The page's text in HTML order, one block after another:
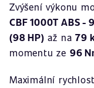
Zvýšení výkonu
CBF 1000T ABS -
(98 HP) až na79
momentu ze 96
Maximální